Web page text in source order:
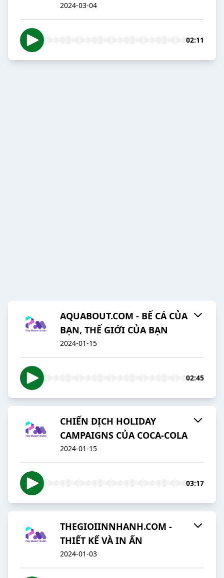
2024-03-04
02:11
AQUABOUT.COM - BỂ CÁ CỦA
BẠN, THẾ GIỚI CỦA BẠN
2024-01-15
02:45
CHIẾN DỊCH HOLIDAY
CAMPAIGNS CỦA COCA-COLA
2024-01-15
03:17
THEGIOIINNHANH.COM -
THIẾT KẾ VÀ IN ẤN
2024-01-03